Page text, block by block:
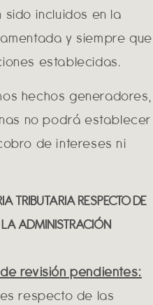
incluidos en la
y siempre que
establecidas.
hechos generadores,
no podrá establecer
de intereses ni
TRIBUTARIA RESPECTO DE
ADMINISTRACIÓN
revisión pendientes:
respecto de las